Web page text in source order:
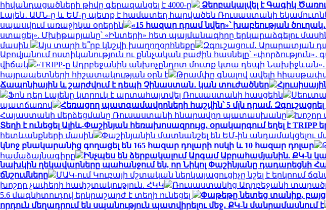
հիվանդացածների թիվը գերազանցել է 4000-ը
Ձերբակալվել է Գագիկ
Լայեն․ ԱՄՆ-ը և ԵՄ-ը պետք է համատեղ հարվածեն Ռուսաստանի
սպասվում առաջիկա օրերին
«15 հազար դրամ նվեր»՝ խաբեության
ստացել». Մխիթարյանը՝ «Ինտերի» հետ պայմանագիրը երկարաձգելու
մասին
Այս տարի ե՞րբ կնշվի խաղողօրհնեքը
Զգուշացում․ Արարատյան
Աբովյանում ոստիկանություն ու քննչական բաժին հասնելը՝
վիճակ
«TRIPP-ը Ադրբեջանին անխոչընդոտ մուտք կտա դեպի
հայրապետների հիշատակության օրն է
Թրամփը գնալով ավելի
Ճապոնիային և շարժվում է դեպի Չինաստան․ կան տուժածներ
Ֆոն դեր Լայենը կտրուկ է արտահայտվել Ռուսաստանի հասցեին
պատճառով
Հեռացող պատգամավորների հաշվին՝ 5 մլն դրամ.
Հայաստանի մերձեցմանը Ռուսաստանի հնարավոր պատասխանը
Խոշոր
Տեղի է ունեցել Ալիև-Փաշինյան հեռախոսազրույց․ օրակարգում եղել է
հետևանքների մասին
Փաշինյանին մատնանշել են ԵՄ-ին անդամակցելու
կնոջ բնակարանից գողացել են 165 հազար դոլարի ոսկի և 10 հազար դոլար
համաձայնագիրը
Ինչպես են ձերբակալում Արգամ Աբրահամյանին. ՔԿ-ն
նախկին ղեկավարները պահանջում են, որ Նիկոլ Փաշինյանը
ճնշումները
ՄԱԿ-ում Կուբայի մշտական ​​ներկայացուցիչը նշել է երկրում
խոշոր չափերի հափշտակություն. ՀԿԿ
Ռուսաստանից Ադրբեջանի
5.6 մագնիտուդով երկրաշարժ է տեղի ունեցել
Փաթեթը նետեց տանիք, բայց
որդուն մեղադրում են սպանություն պատվիրելու մեջ․ ՔԿ-ն մանրամասնում է